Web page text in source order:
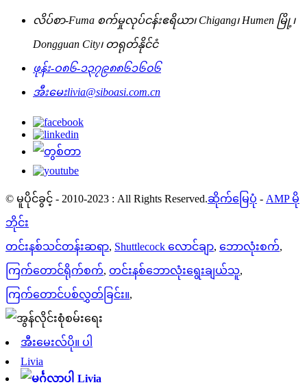
လိပ်စာ-Fuma စက်မှုလုပ်ငန်းဧရိယာ၊ Chigang၊ Humen မြို့၊
Dongguan City၊ တရုတ်နိုင်ငံ
ဖုန်း-ဝ၈၆-၁၃၇၉၈၈၆၁၆၀၆
အီးမေးlivia@siboasi.com.cn
© မူပိုင်ခွင့် - 2010-2023 : All Rights Reserved.ဆိုက်မြေပုံ - AMP မို
ဘိုင်း
တင်းနစ်သင်တန်းဆရာ, Shuttlecock လောင်ချာ, ဘောလုံးစက်,
ကြက်တောင်ရိုက်စက်, တင်းနစ်ဘောလုံးရွေးချယ်သူ,
ကြက်တောင်ပစ်လွှတ်ခြင်း။,
အီးမေးလ်ပို။ ပါ
Livia
Livia